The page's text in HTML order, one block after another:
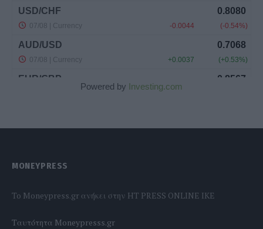
Powered by Investing.com
MONEYPRESS
To Moneypress.gr ανήκει στην HT PRESS ONLINE IKE
Tαυτότητα Moneypresss.gr